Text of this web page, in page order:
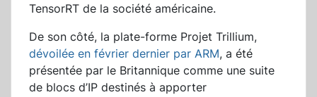
TensorRT de la société américaine.
De son côté, la plate-forme Projet Trillium,
dévoilée en février dernier par ARM, a été
présentée par le Britannique comme une suite
de blocs d’IP destinés à apporter